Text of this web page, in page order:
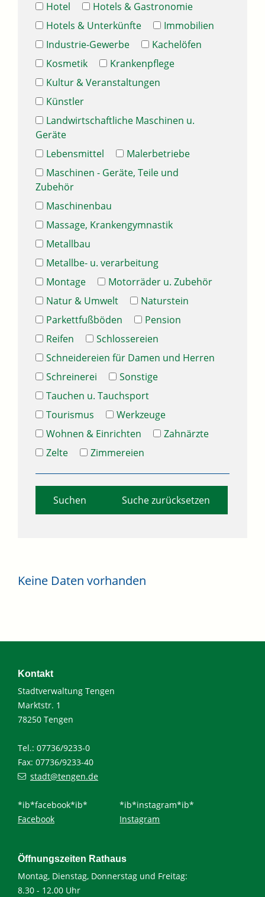
Hotel
Hotels & Gastronomie
Hotels & Unterkünfte
Immobilien
Industrie-Gewerbe
Kachelöfen
Kosmetik
Krankenpflege
Kultur & Veranstaltungen
Künstler
Landwirtschaftliche Maschinen u.
Geräte
Lebensmittel
Malerbetriebe
Maschinen - Geräte, Teile und
Zubehör
Maschinenbau
Massage, Krankengymnastik
Metallbau
Metallbe- u. verarbeitung
Montage
Motorräder u. Zubehör
Natur & Umwelt
Naturstein
Parkettfußböden
Pension
Reifen
Schlossereien
Schneidereien für Damen und Herren
Schreinerei
Sonstige
Tauchen u. Tauchsport
Tourismus
Werkzeuge
Wohnen & Einrichten
Zahnärzte
Zelte
Zimmereien
Suche zurücksetzen
Keine Daten vorhanden
Kontakt
Stadtverwaltung Tengen
Marktstr. 1
78250 Tengen
Tel.: 07736/9233-0
Fax: 07736/9233-40
stadt@tengen.de
*ib*facebook*ib*
Facebook
*ib*instagram*ib*
Instagram
Öffnungszeiten Rathaus
Montag, Dienstag, Donnerstag und Freitag:
8.30 - 12.00 Uhr